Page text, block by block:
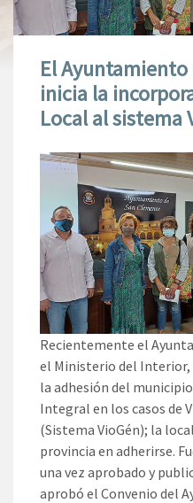
El
inicia la
Local al sistema
Recientemente el
el Ministerio del
la adhesión del
Integral en los casos de
(Sistema VioGén); la
provincia en adherirse.
una vez aprobado y
aprobó el Convenio del